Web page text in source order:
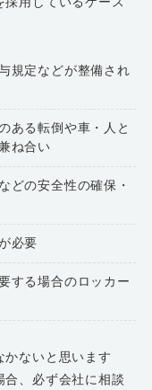
規定などが整備され
ある転倒や車・人と
ね合い
どの安全性の確保・
必要
する場合のロッカー
かないと思います
、必ず会社に相談